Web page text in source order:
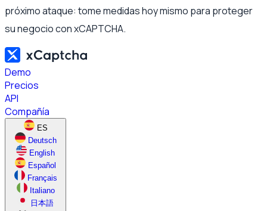
próximo ataque: tome medidas hoy mismo para proteger
su negocio con xCAPTCHA.
Demo
Precios
API
Compañía
ES
Deutsch
English
Español
Français
Italiano
日本語